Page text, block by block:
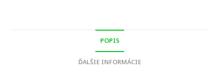
POPIS
ĎALŠIE INFORMÁCIE